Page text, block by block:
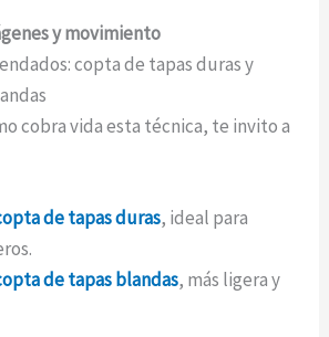
y movimiento
copta de tapas duras y
cobra vida esta técnica, te invito a
de tapas duras, ideal para
de tapas blandas, más ligera y